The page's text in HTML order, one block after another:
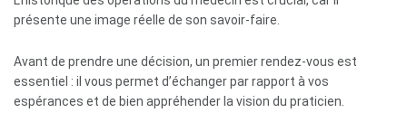
présente une image réelle de son savoir-faire.
Avant de prendre une décision, un premier rendez-vous est
essentiel : il vous permet d’échanger par rapport à vos
espérances et de bien appréhender la vision du praticien.